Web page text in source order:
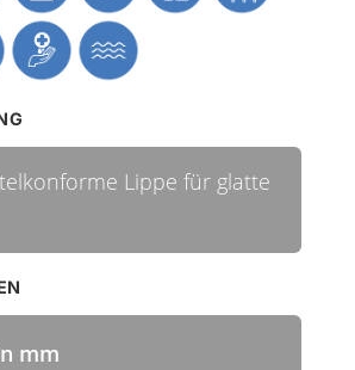
Lippe für glatte
mm